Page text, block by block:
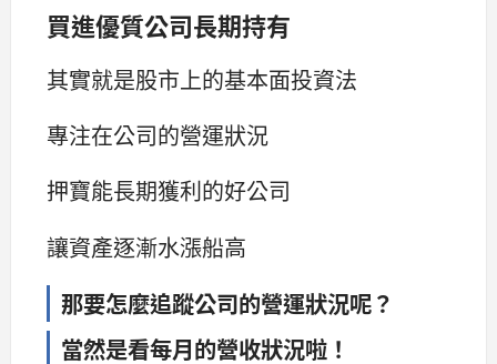
買進優質公司長期持有
其實就是股市上的基本面投資法
專注在公司的營運狀況
押寶能長期獲利的好公司
讓資產逐漸水漲船高
那要怎麼追蹤公司的營運狀況呢？
當然是看每月的營收狀況啦！